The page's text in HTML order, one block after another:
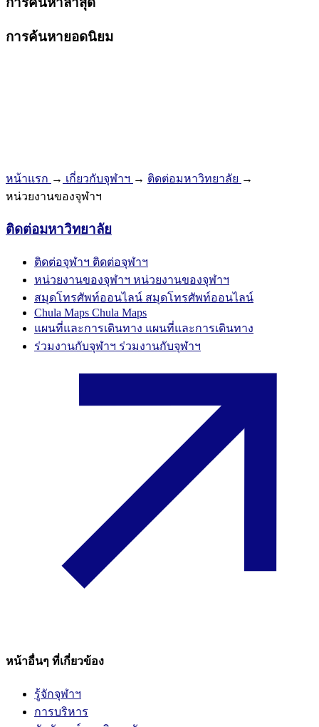
การค้นหายอดนิยม
หน้าแรก → เกี่ยวกับจุฬาฯ → ติดต่อมหาวิทยาลัย →
หน่วยงานของจุฬาฯ
ติดต่อมหาวิทยาลัย
ติดต่อจุฬาฯ ติดต่อจุฬาฯ
หน่วยงานของจุฬาฯ หน่วยงานของจุฬาฯ
สมุดโทรศัพท์ออนไลน์ สมุดโทรศัพท์ออนไลน์
Chula Maps Chula Maps
แผนที่และการเดินทาง แผนที่และการเดินทาง
ร่วมงานกับจุฬาฯ ร่วมงานกับจุฬาฯ
หน้าอื่นๆ ที่เกี่ยวข้อง
รู้จักจุฬาฯ
การบริหาร